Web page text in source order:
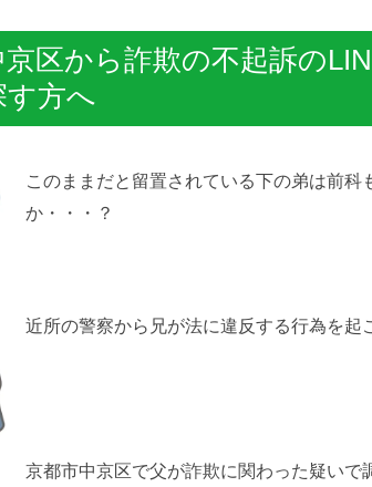
京区から詐欺の不起訴の
す方へ
このままだと留置されている下の弟は前科
か・・・？
近所の警察から兄が法に違反する行為を起
京都市中京区で父が詐欺に関わった疑いで